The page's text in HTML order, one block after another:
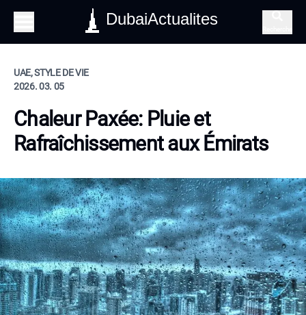
DubaiActualites
UAE, STYLE DE VIE
2026. 03. 05
Chaleur Paxée: Pluie et
Rafraîchissement aux Émirats